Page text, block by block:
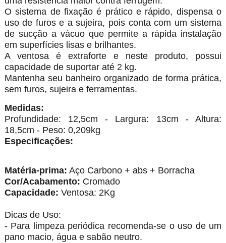
O sistema de fixação é prático e rápido, dispensa o
uso de furos e a sujeira, pois conta com um sistema
de sucção a vácuo que permite a rápida instalação
em superfícies lisas e brilhantes.
A ventosa é extraforte e neste produto, possui
capacidade de suportar até 2 kg.
Mantenha seu banheiro organizado de forma prática,
sem furos, sujeira e ferramentas.
Medidas:
Profundidade: 12,5cm - Largura: 13cm - Altura:
18,5cm - Peso: 0,209kg
Especificações:
Matéria-prima: Aço Carbono + abs + Borracha
Cor/Acabamento: Cromado
Capacidade: Ventosa: 2Kg
Dicas de Uso:
- Para limpeza periódica recomenda-se o uso de um
pano macio, água e sabão neutro.